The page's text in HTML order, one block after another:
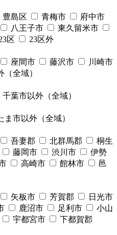
豊島区 青梅市
府中市
八王子市
東久留米市
区
23区外
座間市 藤沢市
川崎市
（全域）
千葉市以外（全域）
ま市以外（全域）
吾妻郡 北群馬郡
桐生
藤岡市 渋川市
伊勢
高崎市 館林市
邑
矢板市 芳賀郡
日光市
鹿沼市 足利市
小山
宇都宮市
下都賀郡